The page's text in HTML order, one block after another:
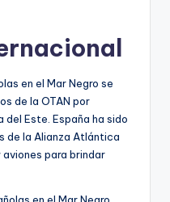
en el Mar Negro se
de la OTAN por
del Este. España ha sido
de la Alianza Atlántica
aviones para brindar